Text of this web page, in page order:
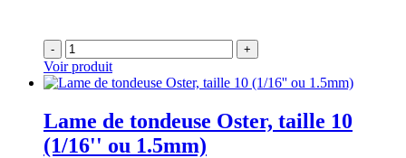
- +
Voir produit
Lame de tondeuse Oster, taille 10
(1/16'' ou 1.5mm)